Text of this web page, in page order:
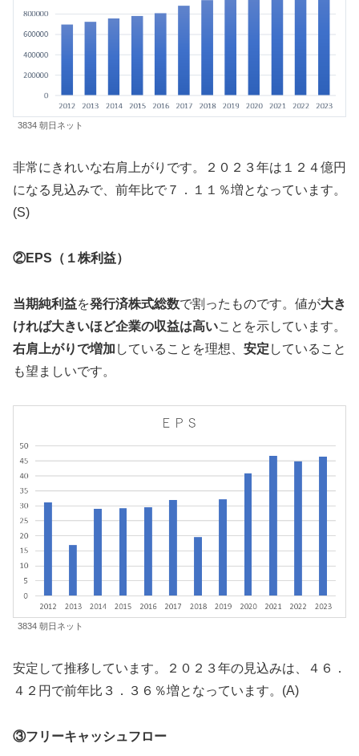
3834 朝日ネット
非常にきれいな右肩上がりです。２０２３年は１２４億円
になる見込みで、前年比で７．１１％増となっています。
(S)
②EPS（１株利益）
当期純利益を発行済株式総数で割ったものです。値が大き
ければ大きいほど企業の収益は高いことを示しています。
右肩上がりで増加 していることを理想、 安定 していること
も望ましいです。
3834 朝日ネット
安定して推移しています。２０２３年の見込みは、４６．
４２円で前年比３．３６％増となっています。(A)
③フリーキャッシュフロー